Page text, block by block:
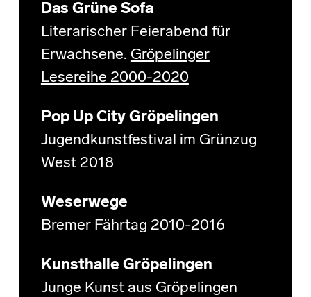
Das Grüne Sofa
Literarischer Feierabend für
Erwachsene. Gröpelinger
Lesereihe 2000-2020
Pop Up City Gröpelingen
Jugendkunstfestival im Grünzug
West 2018
Weserwege
Bremer Fährtag 2010-2016
Kunsthalle Gröpelingen
Junge Kunst aus Gröpelingen